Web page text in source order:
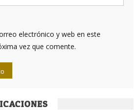
electrónico y web en este
vez que comente.